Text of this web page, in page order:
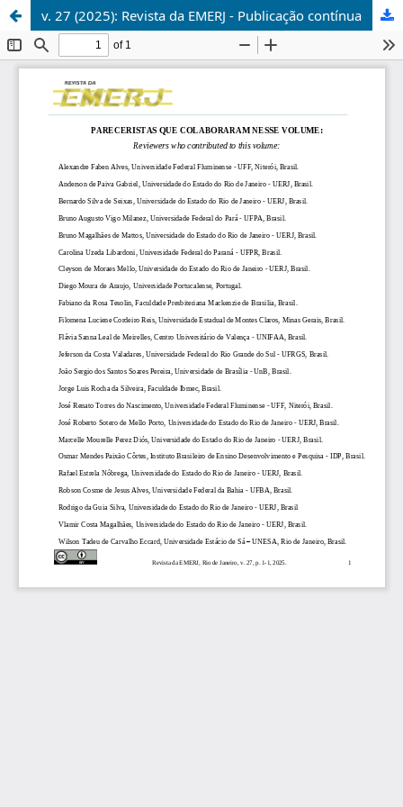
v. 27 (2025): Revista da EMERJ - Publicação contínua